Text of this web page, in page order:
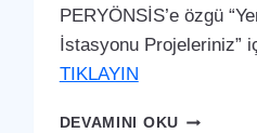
PERYÖNSİS’e özgü
İstasyonu Projeleriniz”
TIKLAYIN
DEVAMINI OKUTORUL